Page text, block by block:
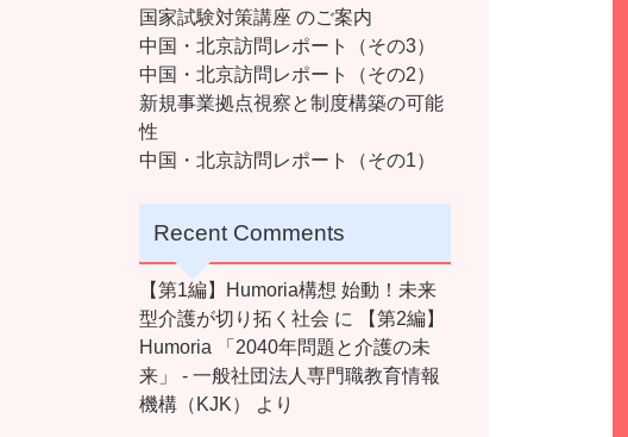
国家試験対策講座 のご案内
中国・北京訪問レポート（その3）
中国・北京訪問レポート（その2）
新規事業拠点視察と制度構築の可能
性
中国・北京訪問レポート（その1）
Recent Comments
【第1編】Humoria構想 始動！未来
型介護が切り拓く社会 に
【第2編】
Humoria 「2040年問題と介護の未
来」 - 一般社団法人専門職教育情報
機構（KJK）
より